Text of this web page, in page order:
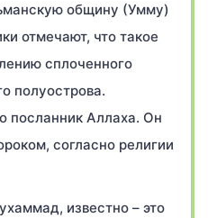
общину (Умму)
отмечают, что такое
сплоченного
полуострова.
посланник Аллаха. Он
согласно религии
известно – это